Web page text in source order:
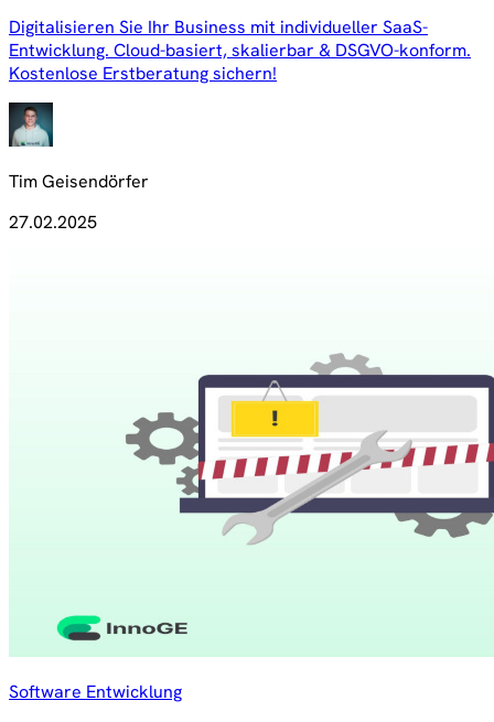
Digitalisieren Sie Ihr Business mit individueller SaaS-
Entwicklung. Cloud-basiert, skalierbar & DSGVO-konform.
Kostenlose Erstberatung sichern!
Tim Geisendörfer
27.02.2025
Software Entwicklung